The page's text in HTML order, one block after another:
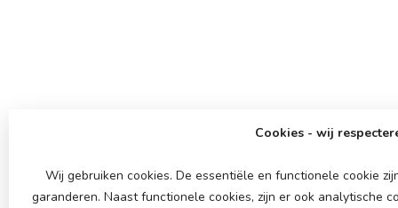
Cookies - wij
Wij gebruiken cookies. De essentiële en functionele cookie
garanderen. Naast functionele cookies, zijn er ook analytische